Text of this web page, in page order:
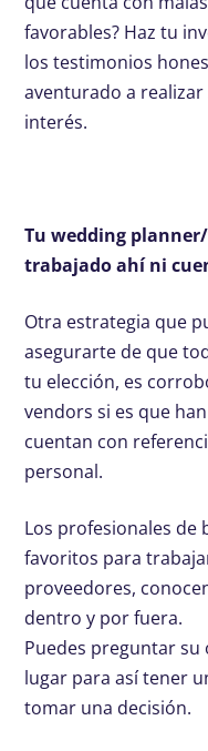
favorables? Haz tu
los testimonios
aventurado a
interés.
Tu wedding
trabajado ahí ni
Otra estrategia que
asegurarte de que
tu elección, es
vendors si es que
cuentan con
personal.
Los profesionales de
favoritos para
proveedores,
dentro y por fuera.
Puedes preguntar
lugar para así tener
tomar una decisión.